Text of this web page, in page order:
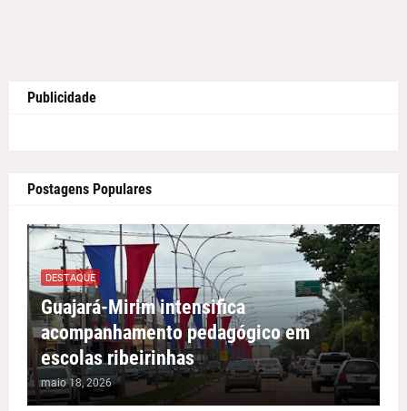
Publicidade
Postagens Populares
DESTAQUE
Guajará-Mirim intensifica
acompanhamento pedagógico em
escolas ribeirinhas
maio 18, 2026